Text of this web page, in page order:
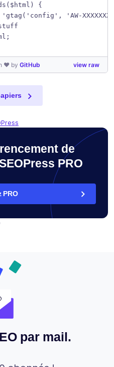
{
'gtag('config', 'AW-
view raw
❤ by GitHub
de
PRO
PRO
par mail.